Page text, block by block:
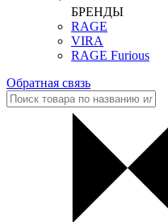
БРЕНДЫ
RAGE
VIRA
RAGE Furious
Обратная связь